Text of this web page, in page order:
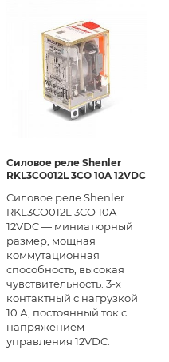
Силовое реле Shenler
RKL3CO012L 3CO 10A 12VDC
Силовое реле Shenler
RKL3CO012L 3CO 10A
12VDC — миниатюрный
размер, мощная
коммутационная
способность, высокая
чувствительность. 3-х
контактный с нагрузкой
10 А, постоянный ток с
напряжением
управления 12VDC.